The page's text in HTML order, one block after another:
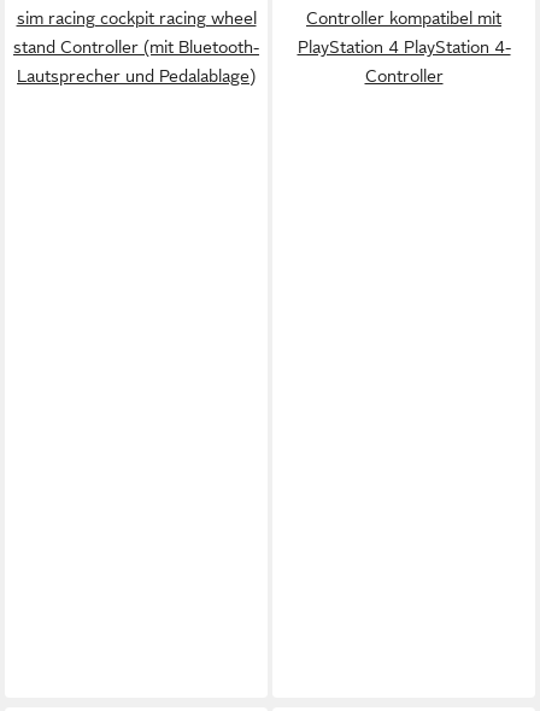
sim racing cockpit racing wheel
stand Controller (mit Bluetooth-
Lautsprecher und Pedalablage)
Controller kompatibel mit
PlayStation 4 PlayStation 4-
Controller